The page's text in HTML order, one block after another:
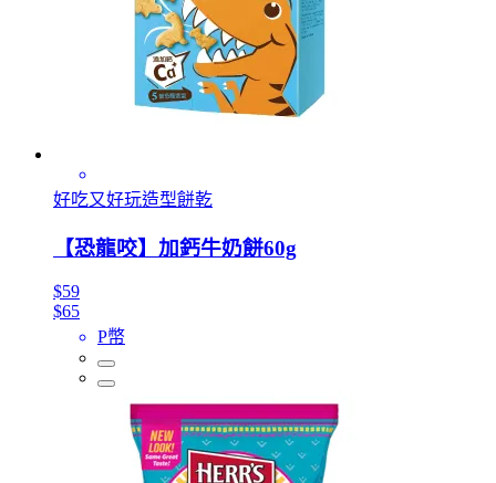
好吃又好玩造型餅乾
【恐龍咬】加鈣牛奶餅60g
$59
$65
P幣